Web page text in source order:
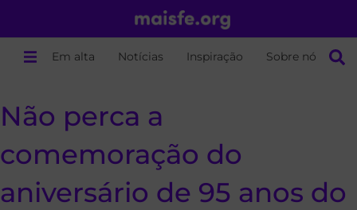
Em alta Notícias Inspiração Sobre nós
Não perca a
comemoração do
aniversário de 95 anos do